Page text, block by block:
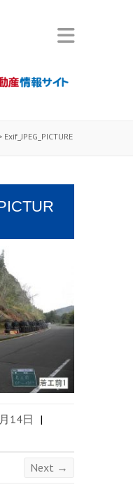
Exif_JPEG_PICTURE
14日
|
Next →